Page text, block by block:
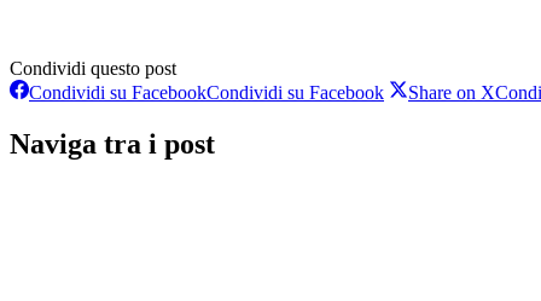
Condividi questo post
Condividi su FacebookCondividi su Facebook Share on X
Naviga tra i post